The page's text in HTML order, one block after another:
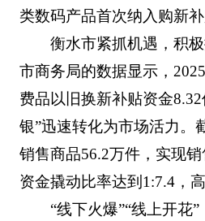
类数码产品首次纳入购新补
衡水市紧抓机遇，积
市商务局的数据显示，
费品以旧换新补贴资金
银”迅速转化为市场活力。
销售商品56.2万件，实现
资金撬动比率达到1:7.4，
“线下火爆”“线上开花